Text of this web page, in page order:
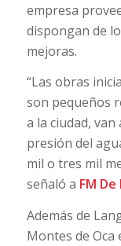
empresa
dispongan de
mejoras.
“Las obras
son pequeños
a la ciudad,
presión del
mil o tres mil
señaló a FM De
Además de
Montes de